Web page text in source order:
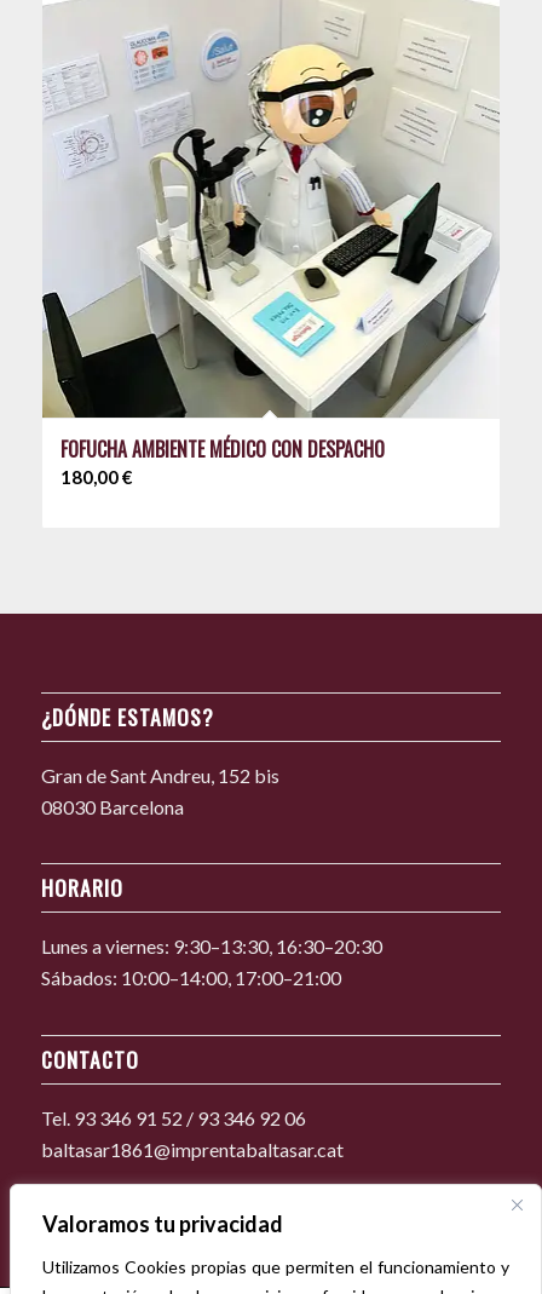
Valoramos tu privacidad
Utilizamos Cookies propias que permiten el funcionamiento y
FOFUCHA AMBIENTE MÉDICO CON DESPACHO
180,00€
¿DÓNDE ESTAMOS?
Gran de Sant Andreu, 152 bis
08030 Barcelona
HORARIO
Lunes a viernes: 9:30–13:30, 16:30–20:30
Sábados: 10:00–14:00, 17:00–21:00
CONTACTO
Tel. 93 346 91 52 / 93 346 92 06
baltasar1861@imprentabaltasar.cat